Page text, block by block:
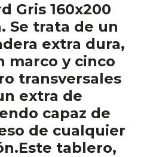
Gris 160x200
Se trata de un
extra dura,
marco y cinco
transversales
extra de
capaz de
de cualquier
tablero,